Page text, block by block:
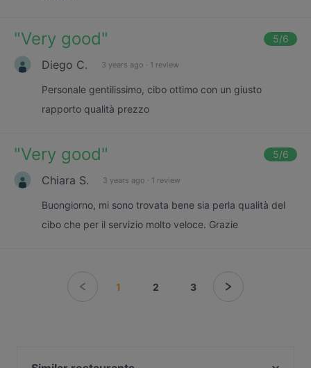
"Very good" 5/6
Diego C. 3 years ago · 1 review
Personale gentilissimo, cibo ottimo con un giusto
rapporto qualità prezzo
"Very good" 5/6
Chiara S. 3 years ago · 1 review
Buongiorno, mi sono trovata bene sia perla qualità del
cibo che per il servizio molto veloce. Grazie
1 2 3